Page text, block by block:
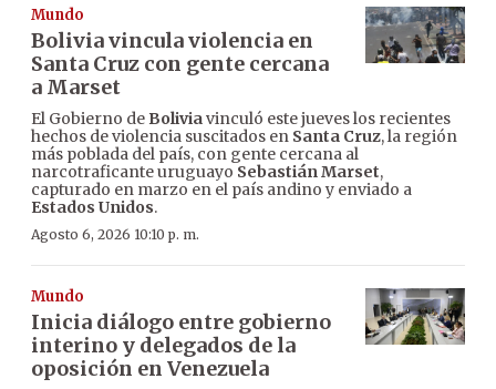
Mundo
Bolivia vincula violencia en
Santa Cruz con gente cercana
a Marset
El Gobierno de Boliviavinculó este jueves los recientes
hechos de violencia suscitados en Santa Cruz, la región
más poblada del país, con gente cercana al
narcotraficante uruguayo Sebastián Marset,
capturado en marzo en el país andino y enviado a
Estados Unidos.
Agosto 6, 2026 10:10 p. m.
Mundo
Inicia diálogo entre gobierno
interino y delegados de la
oposición en Venezuela